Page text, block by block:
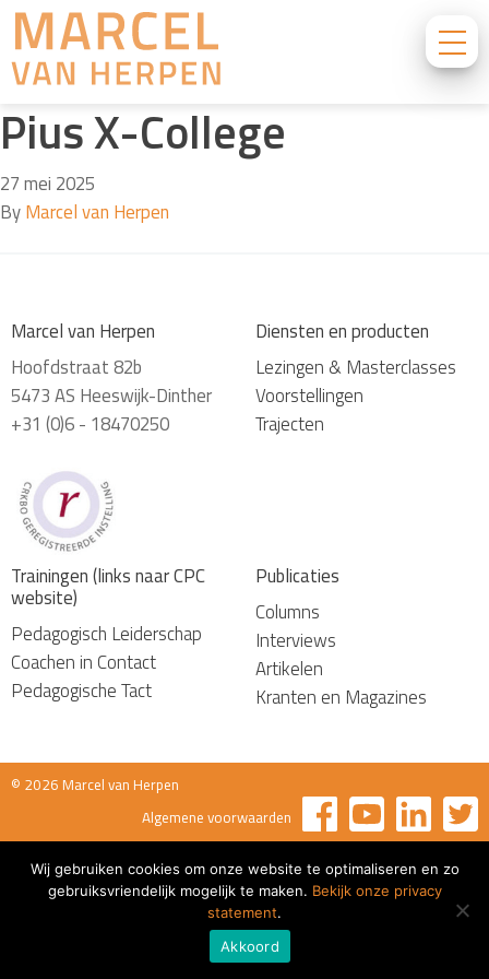
Pius X-College
27 mei 2025
ByMarcel van Herpen
Marcel van Herpen
Hoofdstraat 82b
5473 AS Heeswijk-Dinther
+31 (0)6 - 18470250
Diensten en producten
Lezingen & Masterclasses
Voorstellingen
Trajecten
Trainingen (links naar CPC
website)
Pedagogisch Leiderschap
Coachen in Contact
Pedagogische Tact
Publicaties
Columns
Interviews
Artikelen
Kranten en Magazines
© 2026 Marcel van Herpen
Algemene voorwaarden
Wij gebruiken cookies om onze website te optimaliseren en zo
gebruiksvriendelijk mogelijk te maken. Bekijk onze privacy
statement.
Akkoord